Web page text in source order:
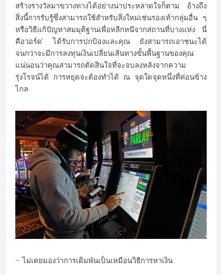
สร้างรางวัลมาขวางทางได้อย่างน่าประหลาดใจก็ตาม อ้างถึง
สิ่งนี้การรับรู้ซึ่งสามารถใช้สำหรับสิ่งใหม่เช่นรองเท้ากลุ่มอื่น ๆ
หรือวิธีแก้ปัญหาสมมุติฐานเพื่อหลีกหนีจากสถานที่บางแห่ง นี่
คือวอร์ด’ ได้รับการปกป้องและคุณ ยังสามารถเอาชนะได้
จนกว่าจะมีการลงทุนเงินเปลี่ยนเส้นทางขั้นพื้นฐานของคุณ
แน่นอนว่าคุณสามารถตัดสินใจที่จะจบลงหลังจากความ
รุ่งโรจน์ได้ การหยุดจะต้องทำได้ ณ จุดใดจุดหนึ่งที่ค่อนข้าง
ไกล
– ไม่เคยมองว่าการเดิมพันเป็นเหมือนวิธีการหาเงิน